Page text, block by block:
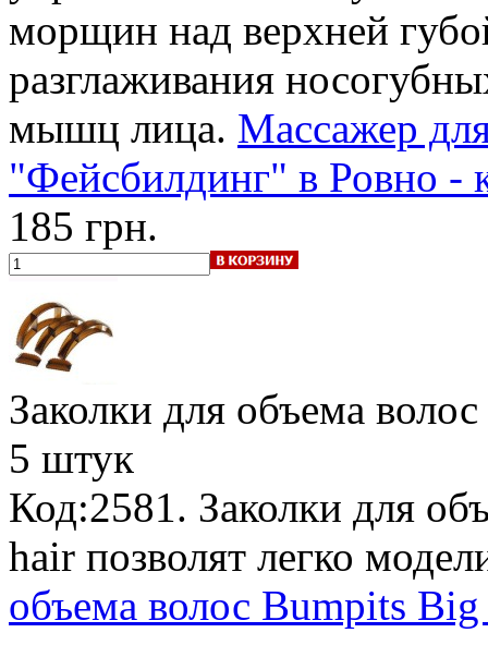
морщин над верхней
разглаживания
мышц лица. Массажер
"Фейсбилдинг" в Ровно -
185 грн.
Заколки для объема
5 штук
Код:2581. Заколки для
hair позволят легко
объема волос Bumpits Big